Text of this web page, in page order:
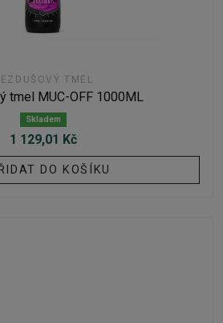
TMEL
tmel MUC-OFF 1000ML
Skladem
1 129,01 Kč
DO KOŠÍKU